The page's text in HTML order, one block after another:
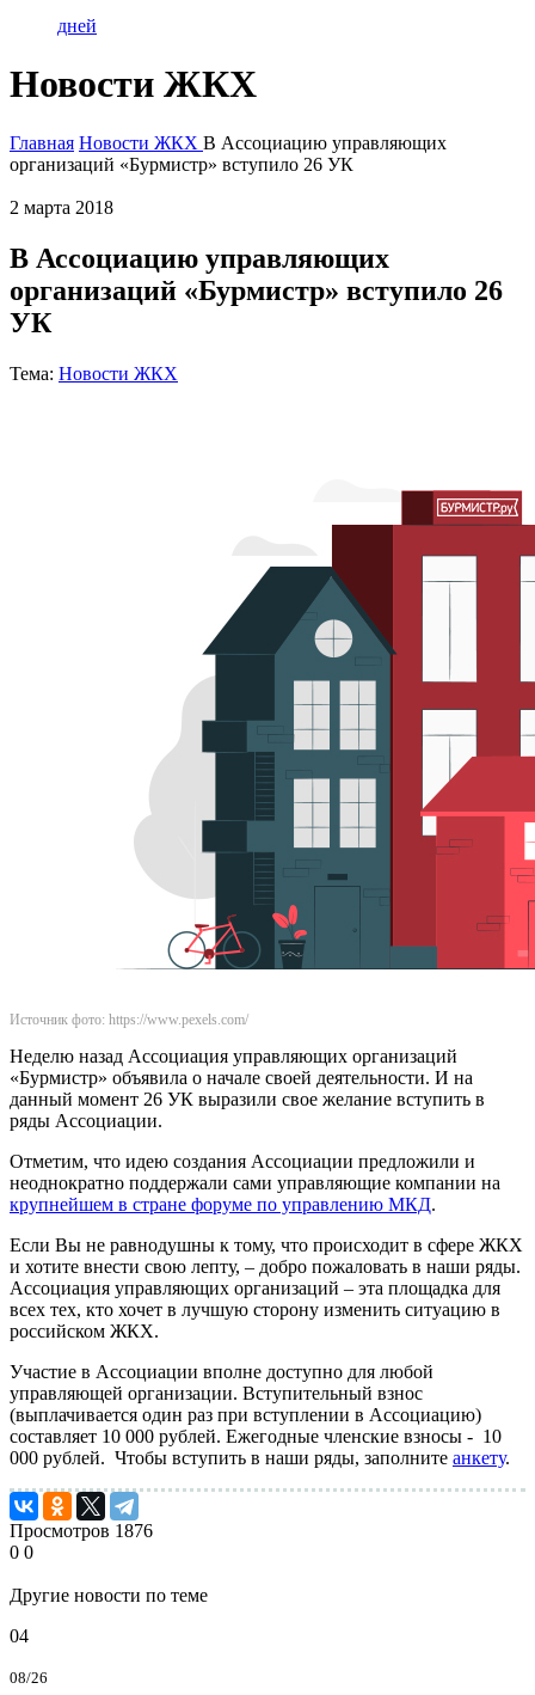
дней
Новости ЖКХ
Главная Новости ЖКХ В Ассоциацию управляющих
организаций «Бурмистр» вступило 26 УК
2 марта 2018
В Ассоциацию управляющих
организаций «Бурмистр» вступило 26
УК
Тема: Новости ЖКХ
Источник фото: https://www.pexels.com/
Неделю назад Ассоциация управляющих организаций
«Бурмистр» объявила о начале своей деятельности. И на
данный момент 26 УК выразили свое желание вступить в
ряды Ассоциации.
Отметим, что идею создания Ассоциации предложили и
неоднократно поддержали сами управляющие компании на
крупнейшем в стране форуме по управлению МКД.
Если Вы не равнодушны к тому, что происходит в сфере ЖКХ
и хотите внести свою лепту, – добро пожаловать в наши ряды.
Ассоциация управляющих организаций – эта площадка для
всех тех, кто хочет в лучшую сторону изменить ситуацию в
российском ЖКХ.
Участие в Ассоциации вполне доступно для любой
управляющей организации. Вступительный взнос
(выплачивается один раз при вступлении в Ассоциацию)
составляет 10 000 рублей. Ежегодные членские взносы - 10
000 рублей. Чтобы вступить в наши ряды, заполните анкету.
Просмотров 1876
0 0
Другие новости по теме
04
08/26